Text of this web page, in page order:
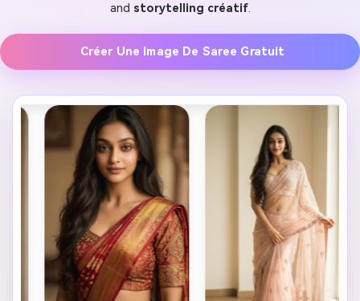
and storytelling créatif.
Créer Une Image De Saree Gratuit